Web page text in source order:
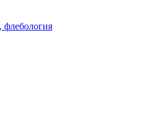
флебология